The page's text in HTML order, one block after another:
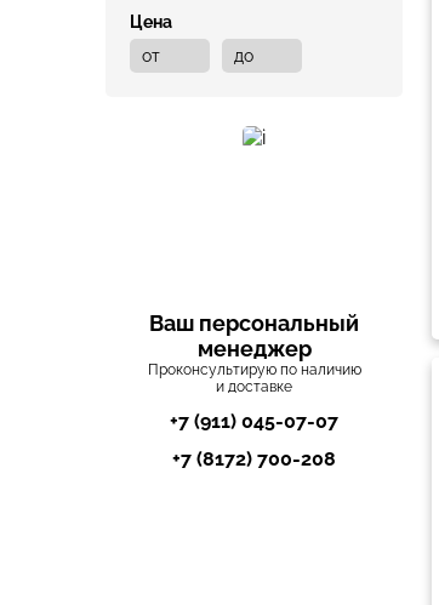
Цена
Ваш персональный
менеджер
Проконсультирую по наличию
и доставке
+7 (911) 045-07-07
+7 (8172) 700-208